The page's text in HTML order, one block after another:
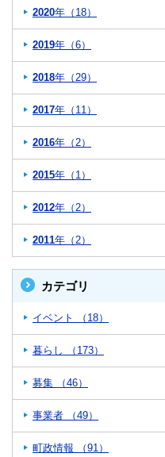
2020年（18）
2019年（6）
2018年（29）
2017年（11）
2016年（2）
2015年（1）
2012年（2）
2011年（2）
カテゴリ
イベント （18）
暮らし （173）
募集 （46）
事業者 （49）
町政情報 （91）